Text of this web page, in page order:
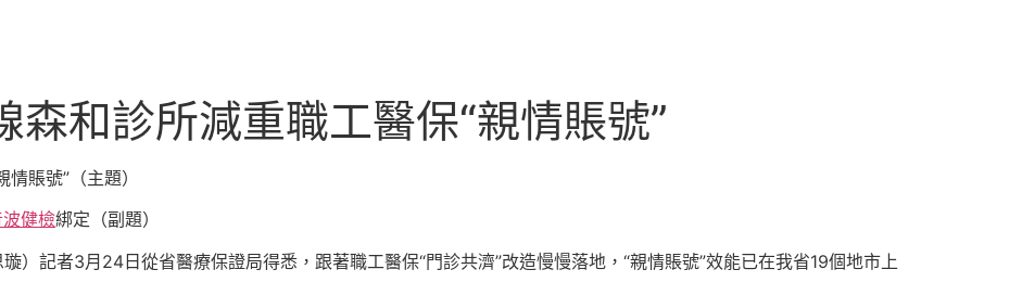
森和診所減重職工醫保“親情賬號”
賬號”（主題）
健檢綁定（副題）
）記者3月24日從省醫療保證局得悉，跟著職工醫保“門診共濟”改造慢慢落地，“親情賬號”效能已在我省19個地市上